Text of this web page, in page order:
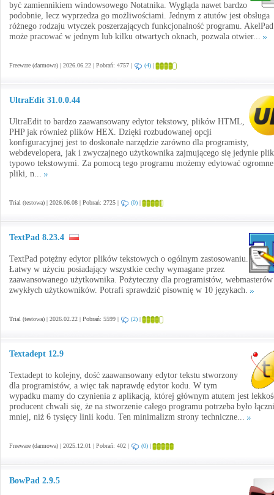
być zamiennikiem windowsowego Notatnika. Wygląda nawet bardzo
podobnie, lecz wyprzedza go możliwościami. Jednym z atutów jest obsługa
różnego rodzaju wtyczek poszerzających funkcjonalność programu. AkelPad
może pracować w jednym lub kilku otwartych oknach, pozwala otwier...
Freeware (darmowa) | 2026.06.22 | Pobrań: 4757 | (4) |
UltraEdit 31.0.0.44
UltraEdit to bardzo zaawansowany edytor tekstowy, plików HTML,
PHP jak również plików HEX. Dzięki rozbudowanej opcji
konfiguracyjnej jest to doskonałe narzędzie zarówno dla programisty,
webdevelopera, jak i zwyczajnego użytkownika zajmującego się jedynie
typowo tekstowymi. Za pomocą tego programu możemy edytować ogromne
pliki, n...
Trial (testowa) | 2026.06.08 | Pobrań: 2725 | (0) |
TextPad 8.23.4
TextPad potężny edytor plików tekstowych o ogólnym zastosowaniu.
Łatwy w użyciu posiadający wszystkie cechy wymagane przez
zaawansowanego użytkownika. Pożyteczny dla programistów,
zwykłych użytkowników. Potrafi sprawdzić pisownię w 10 językach.
Trial (testowa) | 2026.02.22 | Pobrań: 5599 | (2) |
Textadept 12.9
Textadept to kolejny, dość zaawansowany edytor tekstu stworzony
dla programistów, a więc tak naprawdę edytor kodu. W tym
wypadku mamy do czynienia z aplikacją, której głównym atutem jest
producent chwali się, że na stworzenie całego programu potrzeba było
mniej, niż 6 tysięcy linii kodu. Ten minimalizm strony techniczne...
Freeware (darmowa) | 2025.12.01 | Pobrań: 402 | (0) |
BowPad 2.9.5